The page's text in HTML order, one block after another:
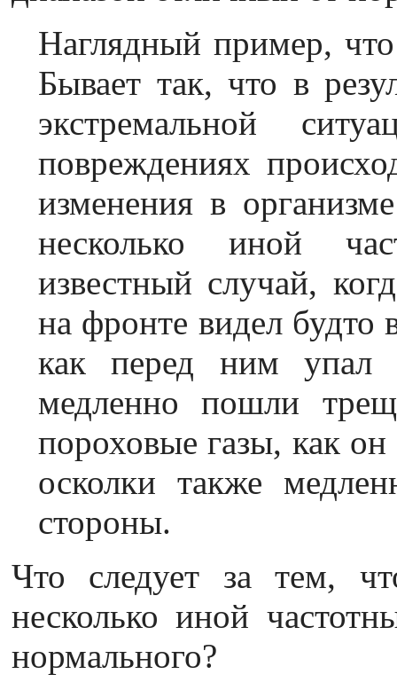
Наглядный пример, что
Бывает так, что в
экстремальной
повреждениях
изменения в
несколько иной
известный случай,
на фронте видел будто
как перед ним упал
медленно пошли
пороховые газы, как он
осколки также
стороны.
Что следует за тем,
несколько иной
нормального?